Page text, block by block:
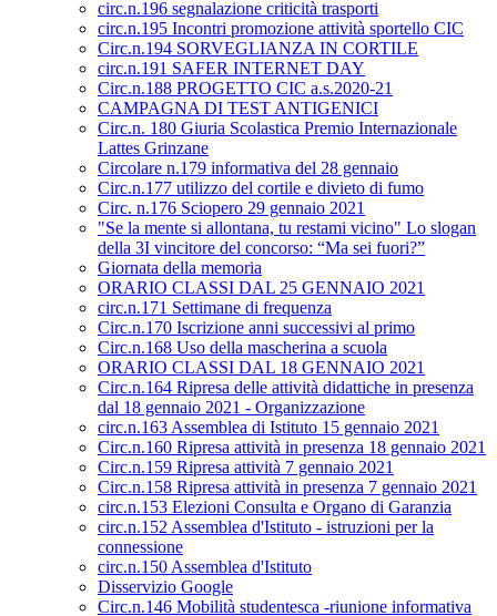
circ.n.196 segnalazione criticità trasporti
circ.n.195 Incontri promozione attività sportello CIC
Circ.n.194 SORVEGLIANZA IN CORTILE
circ.n.191 SAFER INTERNET DAY
Circ.n.188 PROGETTO CIC a.s.2020-21
CAMPAGNA DI TEST ANTIGENICI
Circ.n. 180 Giuria Scolastica Premio Internazionale
Lattes Grinzane
Circolare n.179 informativa del 28 gennaio
Circ.n.177 utilizzo del cortile e divieto di fumo
Circ. n.176 Sciopero 29 gennaio 2021
"Se la mente si allontana, tu restami vicino" Lo slogan
della 3I vincitore del concorso: “Ma sei fuori?”
Giornata della memoria
ORARIO CLASSI DAL 25 GENNAIO 2021
circ.n.171 Settimane di frequenza
Circ.n.170 Iscrizione anni successivi al primo
Circ.n.168 Uso della mascherina a scuola
ORARIO CLASSI DAL 18 GENNAIO 2021
Circ.n.164 Ripresa delle attività didattiche in presenza
dal 18 gennaio 2021 - Organizzazione
circ.n.163 Assemblea di Istituto 15 gennaio 2021
Circ.n.160 Ripresa attività in presenza 18 gennaio 2021
Circ.n.159 Ripresa attività 7 gennaio 2021
Circ.n.158 Ripresa attività in presenza 7 gennaio 2021
circ.n.153 Elezioni Consulta e Organo di Garanzia
circ.n.152 Assemblea d'Istituto - istruzioni per la
connessione
circ.n.150 Assemblea d'Istituto
Disservizio Google
Circ.n.146 Mobilità studentesca -riunione informativa